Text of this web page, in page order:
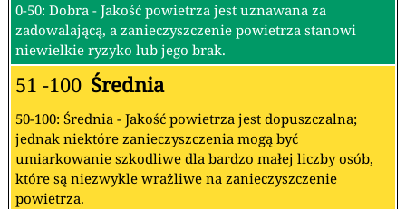
0-50: Dobra - Jakość powietrza jest uznawana za
zadowalającą, a zanieczyszczenie powietrza stanowi
niewielkie ryzyko lub jego brak.
51 -100 Średnia
50-100: Średnia - Jakość powietrza jest dopuszczalna;
jednak niektóre zanieczyszczenia mogą być
umiarkowanie szkodliwe dla bardzo małej liczby osób,
które są niezwykle wrażliwe na zanieczyszczenie
powietrza.